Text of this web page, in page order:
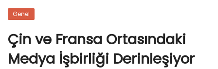
Genel
Çin ve Fransa Ortasındaki
Medya İşbirliği Derinleşiyor